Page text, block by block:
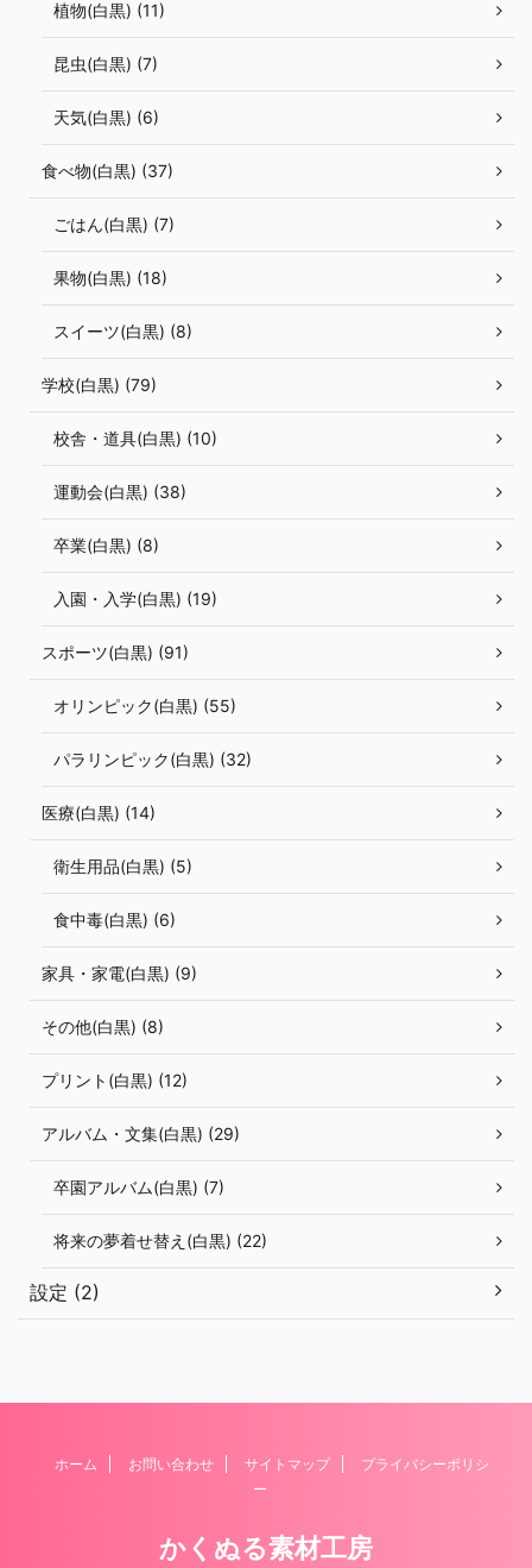
植物(白黒) (11)
昆虫(白黒) (7)
天気(白黒) (6)
食べ物(白黒) (37)
ごはん(白黒) (7)
果物(白黒) (18)
スイーツ(白黒) (8)
学校(白黒) (79)
校舎・道具(白黒) (10)
運動会(白黒) (38)
卒業(白黒) (8)
入園・入学(白黒) (19)
スポーツ(白黒) (91)
オリンピック(白黒) (55)
パラリンピック(白黒) (32)
医療(白黒) (14)
衛生用品(白黒) (5)
食中毒(白黒) (6)
家具・家電(白黒) (9)
その他(白黒) (8)
プリント(白黒) (12)
アルバム・文集(白黒) (29)
卒園アルバム(白黒) (7)
将来の夢着せ替え(白黒) (22)
設定 (2)
ホーム お問い合わせ サイトマップ
プライバシーポリシ
ー
かくぬる素材工房